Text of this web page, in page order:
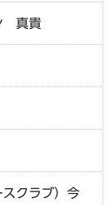
真貴
スクラブ）今